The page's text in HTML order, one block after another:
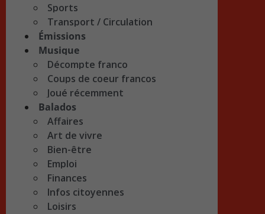
Sports
Transport / Circulation
Émissions
Musique
Décompte franco
Coups de coeur francos
Joué récemment
Balados
Affaires
Art de vivre
Bien-être
Emploi
Finances
Infos citoyennes
Loisirs